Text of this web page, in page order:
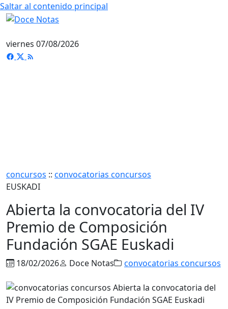
Saltar al contenido principal
viernes 07/08/2026
concursos :: convocatorias concursos
EUSKADI
Abierta la convocatoria del IV
Premio de Composición
Fundación SGAE Euskadi
18/02/2026 Doce Notas convocatorias concursos